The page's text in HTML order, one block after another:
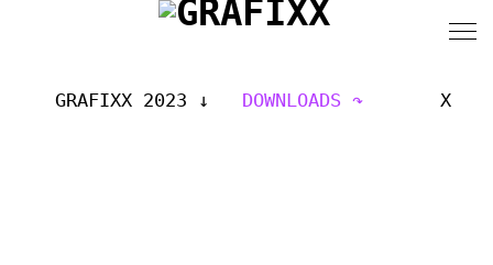
GRAFIXX 2023 DOWNLOADS X